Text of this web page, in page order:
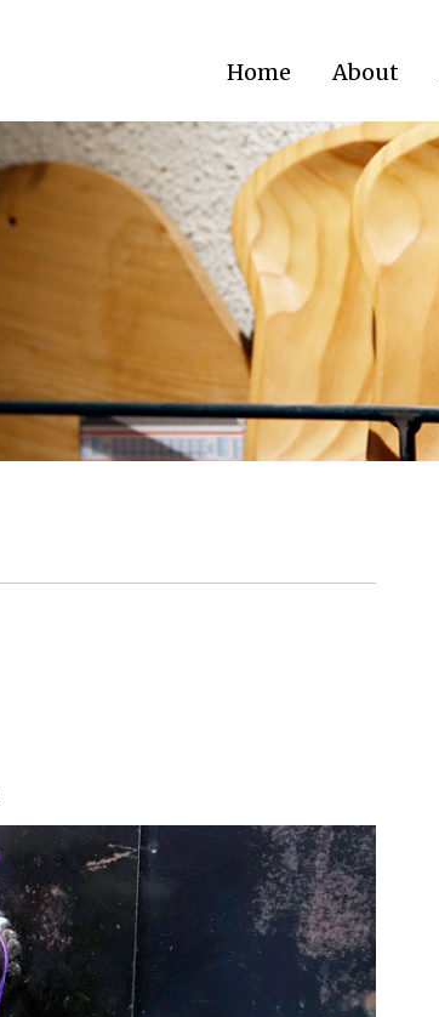
Home About